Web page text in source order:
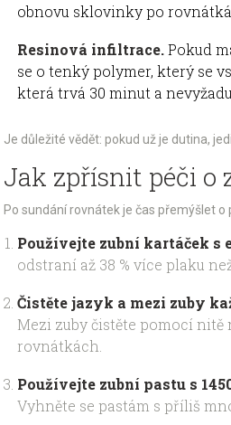
obnovu sklovinky po
Resinová infiltrace.Pokud
se o tenký polymer, který se
která trvá 30 minut a
Je důležité vědět: pokud už je dutina,
Jak zpřísnit péči o
Po sundání rovnátek je čas přemýšlet
Používejte zubní kartáček
odstraní až 38 % více plaku
Čistěte jazyk a mezi zuby
Mezi zuby čistěte pomocí
rovnátkách.
Používejte zubní pastu s
Vyhněte se pastám s příliš